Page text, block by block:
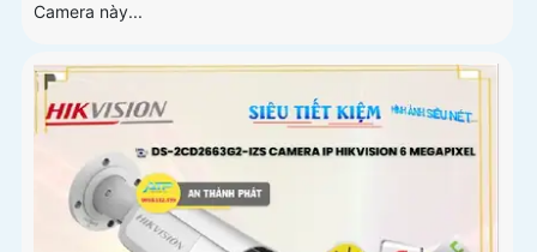
Camera này...